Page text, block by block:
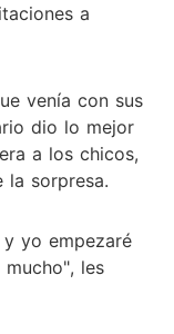
a
venía con sus
dio lo mejor
a los chicos,
la sorpresa.
y yo empezaré
les